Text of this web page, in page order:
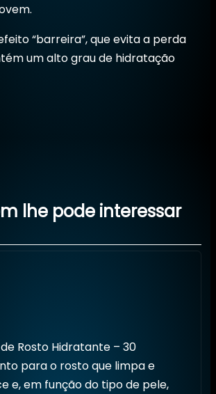
“barreira”, que evita a perda
um alto grau de hidratação
lhe pode interessar
Rosto Hidratante – 30
para o rosto que limpa e
e, em função do tipo de pele,